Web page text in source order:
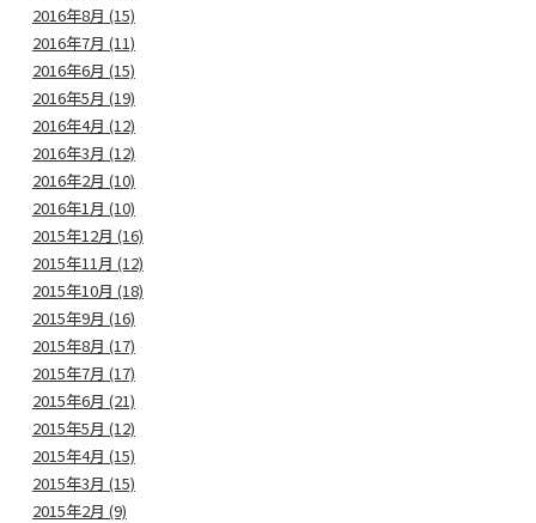
2016年8月 (15)
2016年7月 (11)
2016年6月 (15)
2016年5月 (19)
2016年4月 (12)
2016年3月 (12)
2016年2月 (10)
2016年1月 (10)
2015年12月 (16)
2015年11月 (12)
2015年10月 (18)
2015年9月 (16)
2015年8月 (17)
2015年7月 (17)
2015年6月 (21)
2015年5月 (12)
2015年4月 (15)
2015年3月 (15)
2015年2月 (9)